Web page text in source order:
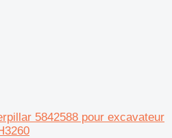
5842588 pour excavateur